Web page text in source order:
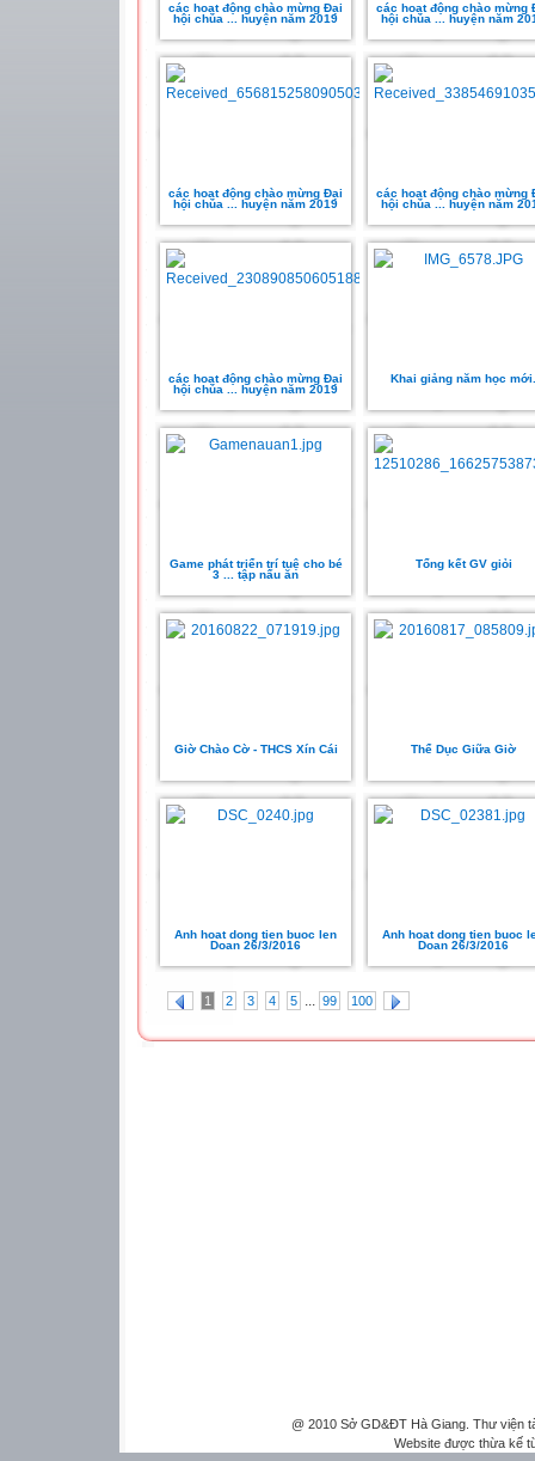
các hoạt động chào mừng Đại
hội chúa ... huyện năm 2019
các hoạt động chào mừng
hội chúa ... huyện năm
các hoạt động chào mừng Đại
hội chúa ... huyện năm 2019
các hoạt động chào mừng
hội chúa ... huyện năm
các hoạt động chào mừng Đại
hội chúa ... huyện năm 2019
Khai giảng năm học mới.
Game phát triển trí tuệ cho bé
3 ... tập nấu ăn
Tổng kết GV giỏi
Giờ Chào Cờ - THCS Xín Cái Thể Dục Giữa Giờ
Anh hoat dong tien buoc len
Doan 26/3/2016
Anh hoat dong tien buoc
Doan 26/3/2016
1 2 3 4 5 ... 99 100
@ 2010 Sở GD&ĐT Hà Giang. Thư viện
Website được thừa kế